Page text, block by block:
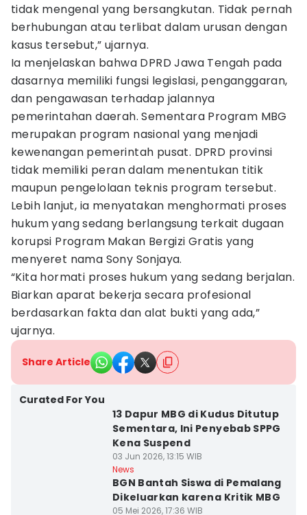
tidak mengenal yang bersangkutan. Tidak pernah
berhubungan atau terlibat dalam urusan dengan
kasus tersebut,” ujarnya.
Ia menjelaskan bahwa DPRD Jawa Tengah pada
dasarnya memiliki fungsi legislasi, penganggaran,
dan pengawasan terhadap jalannya
pemerintahan daerah. Sementara Program MBG
merupakan program nasional yang menjadi
kewenangan pemerintah pusat. DPRD provinsi
tidak memiliki peran dalam menentukan titik
maupun pengelolaan teknis program tersebut.
Lebih lanjut, ia menyatakan menghormati proses
hukum yang sedang berlangsung terkait dugaan
korupsi Program Makan Bergizi Gratis yang
menyeret nama Sony Sonjaya.
“Kita hormati proses hukum yang sedang berjalan.
Biarkan aparat bekerja secara profesional
berdasarkan fakta dan alat bukti yang ada,”
ujarnya.
Share Article
Curated For You
13 Dapur MBG di Kudus Ditutup
Sementara, Ini Penyebab SPPG
Kena Suspend
03 Jun 2026, 13:15 WIB
News
BGN Bantah Siswa di Pemalang
Dikeluarkan karena Kritik MBG
05 Mei 2026, 17:36 WIB